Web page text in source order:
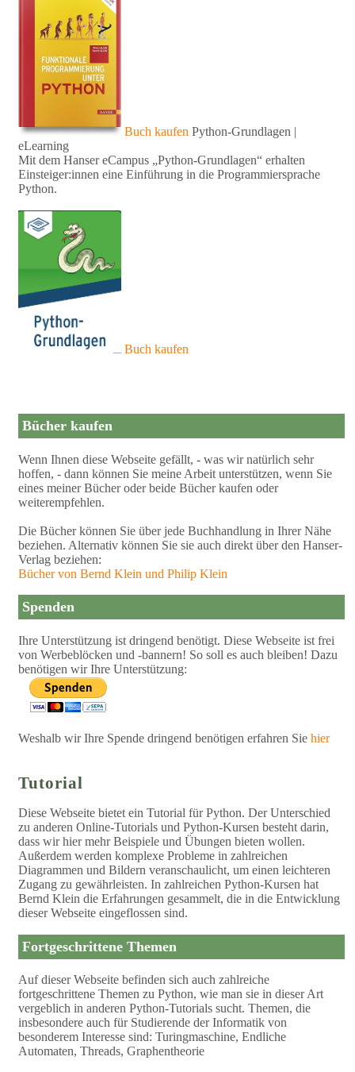
Buch kaufen Python-Grundlagen |
eLearning
Mit dem Hanser eCampus „Python-Grundlagen“ erhalten
Einsteiger:innen eine Einführung in die Programmiersprache
Python.
Buch kaufen
Bücher kaufen
Wenn Ihnen diese Webseite gefällt, - was wir natürlich sehr
hoffen, - dann können Sie meine Arbeit unterstützen, wenn Sie
eines meiner Bücher oder beide Bücher kaufen oder
weiterempfehlen.
Die Bücher können Sie über jede Buchhandlung in Ihrer Nähe
beziehen. Alternativ können Sie sie auch direkt über den Hanser-
Verlag beziehen:
Bücher von Bernd Klein und Philip Klein
Spenden
Ihre Unterstützung ist dringend benötigt. Diese Webseite ist frei
von Werbeblöcken und -bannern! So soll es auch bleiben! Dazu
benötigen wir Ihre Unterstützung:
Weshalb wir Ihre Spende dringend benötigen erfahren Sie hier
Tutorial
Diese Webseite bietet ein Tutorial für Python. Der Unterschied
zu anderen Online-Tutorials und Python-Kursen besteht darin,
dass wir hier mehr Beispiele und Übungen bieten wollen.
Außerdem werden komplexe Probleme in zahlreichen
Diagrammen und Bildern veranschaulicht, um einen leichteren
Zugang zu gewährleisten. In zahlreichen Python-Kursen hat
Bernd Klein die Erfahrungen gesammelt, die in die Entwicklung
dieser Webseite eingeflossen sind.
Fortgeschrittene Themen
Auf dieser Webseite befinden sich auch zahlreiche
fortgeschrittene Themen zu Python, wie man sie in dieser Art
vergeblich in anderen Python-Tutorials sucht. Themen, die
insbesondere auch für Studierende der Informatik von
besonderem Interesse sind: Turingmaschine, Endliche
Automaten, Threads, Graphentheorie